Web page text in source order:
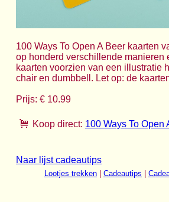
100 Ways To Open A Beer kaarten
op honderd verschillende manieren
kaarten voorzien van een illustratie
chair en dumbbell. Let op: de
Prijs: € 10.99
Koop direct: 100 Ways To Open
Naar lijst cadeautips
Lootjes trekken Cadeautips